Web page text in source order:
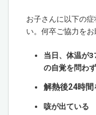
お子さんに以下の
い。何卒ご協力をお
当日、体温が
の自覚を問わず
解熱後24時
咳が出ている